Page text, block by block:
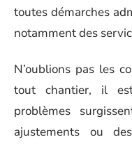
toutes démarches
notamment des
N’oublions pas les
tout chantier, il
problèmes
ajustements ou